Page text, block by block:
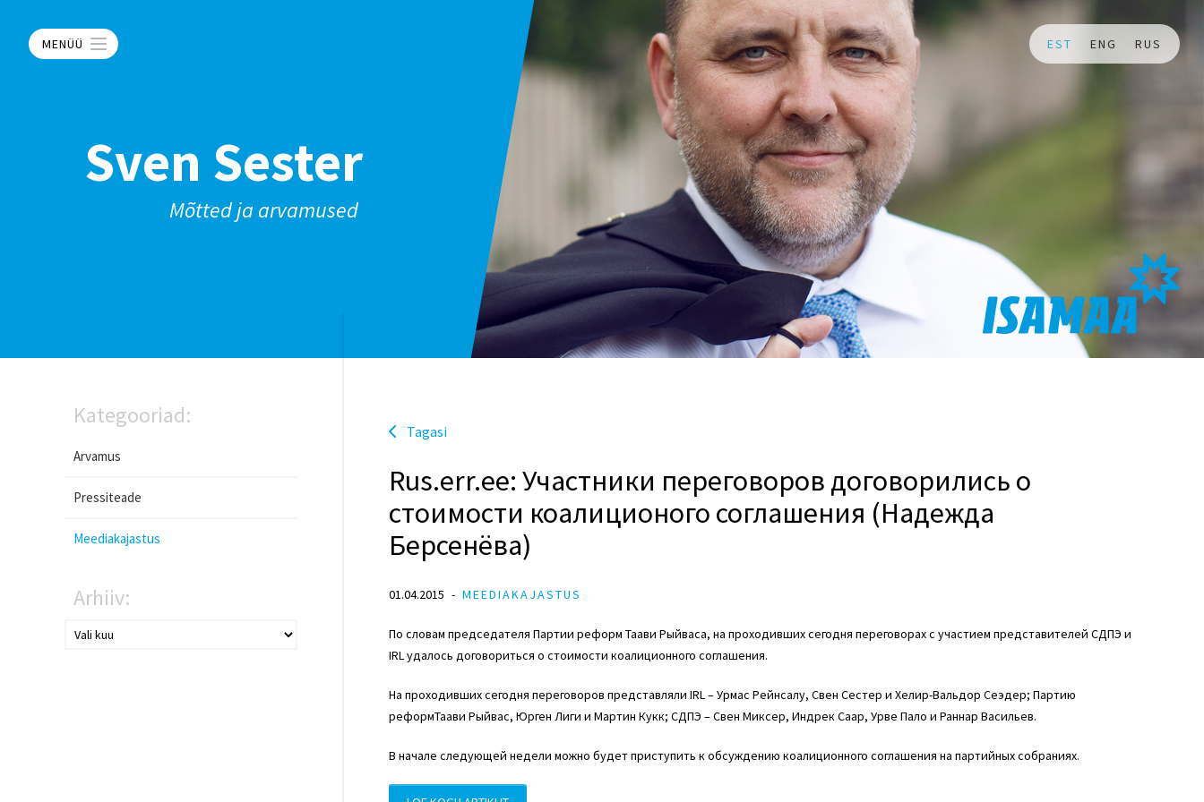
MENÜÜ EST ENG RUS
Sven Sester
Mõtted ja arvamused
Kategooriad:
Arvamus
Pressiteade
Meediakajastus
Arhiiv:
Tagasi
Rus.err.ee: Участники переговоров договорились о
стоимости коалиционого соглашения (Надежда
Берсенёва)
01.04.2015 MEEDIAKAJASTUS
По словам председателя Партии реформ Таави Рыйваса, на проходивших сегодня переговорах с участием представителей СДПЭ и
IRL удалось договориться о стоимости коалиционного соглашения.
На проходивших сегодня переговоров представляли IRL – Урмас Рейнсалу, Свен Сестер и Хелир-Вальдор Сеэдер; Партию
реформТаави Рыйвас, Юрген Лиги и Мартин Кукк; СДПЭ – Свен Миксер, Индрек Саар, Урве Пало и Раннар Васильев.
В начале следующей недели можно будет приступить к обсуждению коалиционного соглашения на партийных собраниях.